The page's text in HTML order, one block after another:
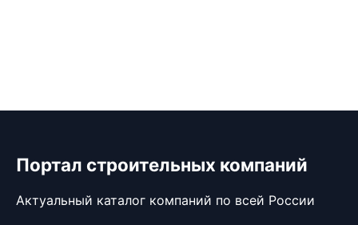
Портал строительных компаний
Актуальный каталог компаний по всей России